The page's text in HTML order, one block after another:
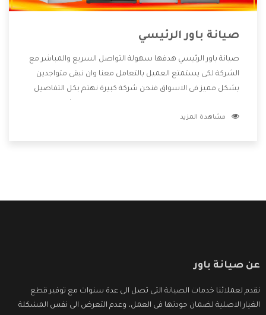
صيانة باور الرئيسي
صيانة باور الرئيسي هدفها سهولة التواصل السريع والمباشر مع
الشركة لكى يستمتع العميل بالتعامل معنا وان نبقى متواجدين
بشكل مميز فى الاسواق فنحن شركة كبيرة نهتم بكل التفاصيل
والتى تكون منها خدمة الصيانة التى تكون من أهم الخدمات التى
مشاهدة المزيد
عن صيانة باور
نقدم لعملائنا خدمات الصيانة التى تصل الى عدة سنوات مع توفير قطع
الغيار الاصلية لضمان جودتها فى العمل، وعدم التعرض الى نفس المشكلة